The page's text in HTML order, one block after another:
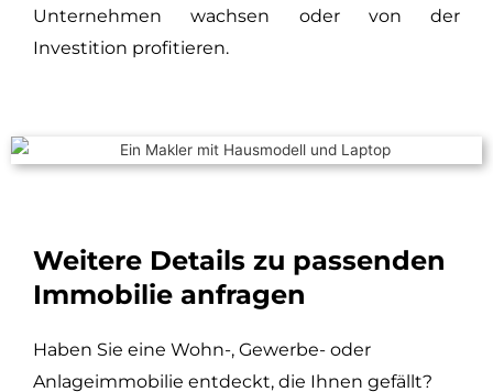
Unternehmen wachsen oder von der
Investition profitieren.
Weitere Details zu passenden
Immobilie anfragen
Haben Sie eine Wohn-, Gewerbe- oder
Anlageimmobilie entdeckt, die Ihnen gefällt?